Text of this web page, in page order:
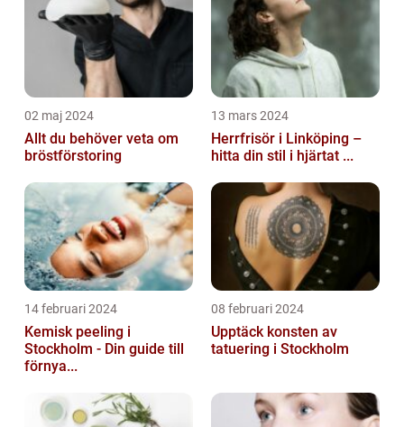
02 maj 2024
Allt du behöver veta om
bröstförstoring
13 mars 2024
Herrfrisör i Linköping –
hitta din stil i hjärtat ...
14 februari 2024
Kemisk peeling i
Stockholm - Din guide till
förnya...
08 februari 2024
Upptäck konsten av
tatuering i Stockholm